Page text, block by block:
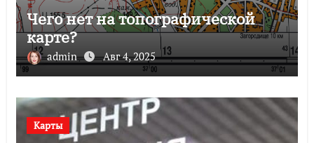
Чего нет на топографической
карте?
admin Авг 4, 2025
Карты